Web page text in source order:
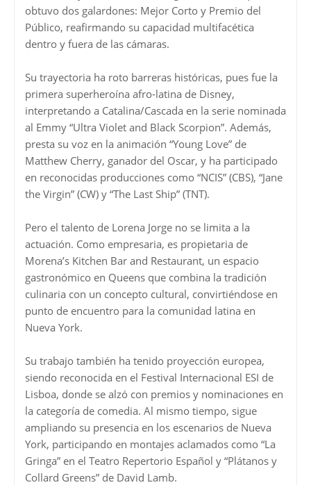
obtuvo dos galardones: Mejor Corto y Premio del
Público, reafirmando su capacidad multifacética
dentro y fuera de las cámaras.
Su trayectoria ha roto barreras históricas, pues fue la
primera superheroína afro-latina de Disney,
interpretando a Catalina/Cascada en la serie nominada
al Emmy “Ultra Violet and Black Scorpion”. Además,
presta su voz en la animación “Young Love” de
Matthew Cherry, ganador del Oscar, y ha participado
en reconocidas producciones como “NCIS” (CBS), “Jane
the Virgin” (CW) y “The Last Ship” (TNT).
Pero el talento de Lorena Jorge no se limita a la
actuación. Como empresaria, es propietaria de
Morena’s Kitchen Bar and Restaurant, un espacio
gastronómico en Queens que combina la tradición
culinaria con un concepto cultural, convirtiéndose en
punto de encuentro para la comunidad latina en
Nueva York.
Su trabajo también ha tenido proyección europea,
siendo reconocida en el Festival Internacional ESI de
Lisboa, donde se alzó con premios y nominaciones en
la categoría de comedia. Al mismo tiempo, sigue
ampliando su presencia en los escenarios de Nueva
York, participando en montajes aclamados como “La
Gringa” en el Teatro Repertorio Español y “Plátanos y
Collard Greens” de David Lamb.